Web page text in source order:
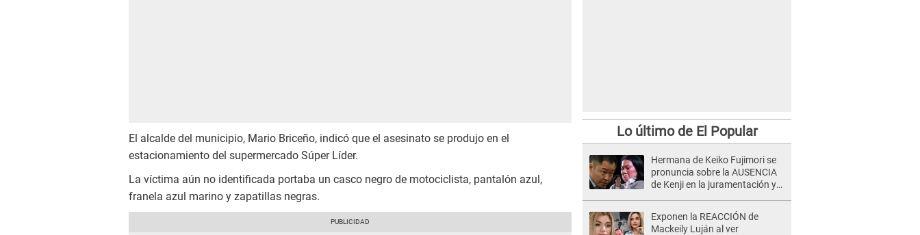
El alcalde del municipio, Mario Briceño, indicó que el asesinato se produjo en el
estacionamiento del supermercado Súper Líder.
La víctima aún no identificada portaba un casco negro de motociclista, pantalón azul,
franela azul marino y zapatillas negras.
Lo último de El Popular
Hermana de Keiko Fujimori se
pronuncia sobre la AUSENCIA
de Kenji en la juramentación y
Exponen la REACCIÓN de
Mackeily Luján al ver